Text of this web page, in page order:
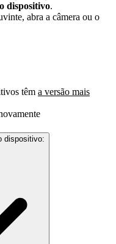
dispositivo.
abra a câmera ou o
têm a versão mais
dispositivo: